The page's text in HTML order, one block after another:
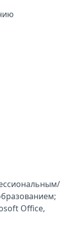
Office,